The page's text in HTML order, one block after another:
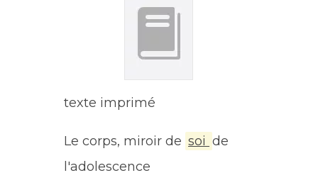
texte imprimé
Le corps, miroir de soi de
l'adolescence